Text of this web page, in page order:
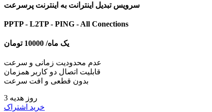
سرویس تبدیل اینترانت به اینترنت پرسرعت
PPTP - L2TP - PING - All Conections
یک ماه/ 10000 تومان
عدم محدودیت زمانی و سرعت
قابلیت اتصال دو کاربر همزمان
بدون قطعی و افت سرعت
3 روز هدیه
خرید اشتراک